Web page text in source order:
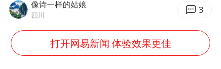
国防部：坚决反制任何闹海挑衅图谋
像诗一样的姑娘
四川 3
打开网易新闻 体验效果更佳